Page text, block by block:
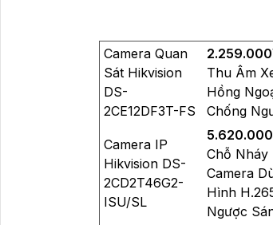
Camera Quan
Sát Hikvision
DS-
2CE12DF3T-FS
Thu Âm
Hồng
Chống
Camera IP
Hikvision DS-
2CD2T46G2-
ISU/SL
Chỗ Nháy
Camera
Hình
Ngược